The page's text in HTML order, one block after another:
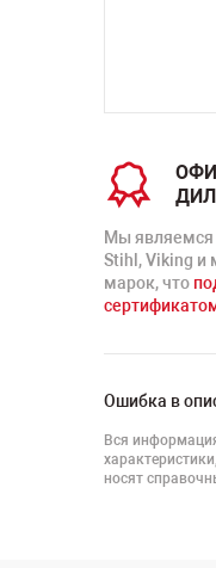
Мы
Stihl, Viking и
марок, что
Ошибка в
Вся
носят